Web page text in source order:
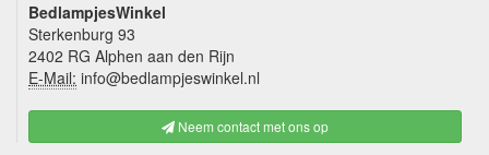
BedlampjesWinkel
Sterkenburg 93
2402 RG Alphen aan den Rijn
E-Mail: info@bedlampjeswinkel.nl
Neem contact met ons op